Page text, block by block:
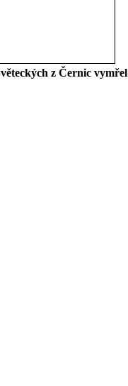
z Černic vymřel